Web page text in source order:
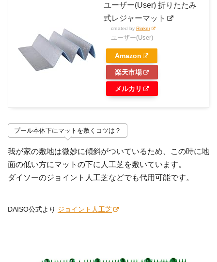
ユーザー(User) 折りたたみ
式レジャーマット
created by Rinker
ユーザー(User)
Amazon
楽天市場
メルカリ
プール本体下にマットを敷くコツは？
我が家の敷地は微妙に傾斜がついているため、この時に地
面の低い方にマットの下に人工芝を敷いています。
ダイソーのジョイント人工芝などでも代用可能です。
DAISO公式より ジョイント人工芝